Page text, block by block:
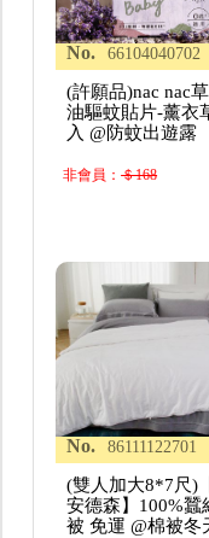
No. 66104040702
(許願品)nac nac
油驅蚊貼片-薰衣
入 @防蚊出遊露
非會員：＄168
No. 86111122701
(雙人加大8*7尺)
安德森】100%蠶
被 免運 @棉被冬